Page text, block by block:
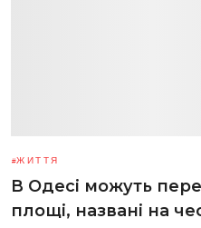
ЖИТТЯ
В Одесі можуть
площі, названі на